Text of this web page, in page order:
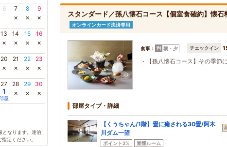
6 7
×
8
×
9
×
13
×
14
×
15
×
16
×
20
×
21
×
22
×
23
×
27
1
屋
28
×
29
×
30
×
となります。連泊
定ください。
スタンダード／孫八懐石コース【個室食確約】懐
オンラインカード決済専用
食事： 朝・夕 チェックイン
・【孫八懐石コース】その季節
部屋タイプ・詳細
【くうちゃん/1階】畳に癒される30畳/阿木
川ダム一望
ポイント2%
禁煙ルーム